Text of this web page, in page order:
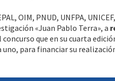
OIM, PNUD, UNFPA,
«Juan Pablo Terra», a
que en su cuarta
para financiar su